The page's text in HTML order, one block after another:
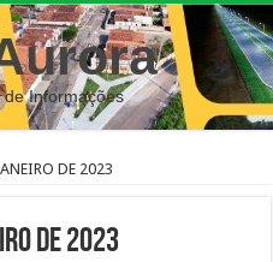
de Informações
DE 2023
DE 2023